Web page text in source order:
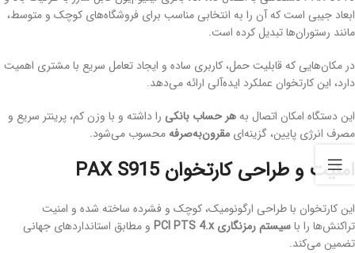
ابعاد جیبی است که آن را به انتخابی مناسب برای فروشگاه‌های کوچک و متوسط،
مانند رستوران‌ها تبدیل کرده است.
در مکان‌هایی که قابلیت حمل، کاربری ساده و ایجاد تعامل سریع با مشتری اهمیت
دارد، این کارتخوان عملکرد ایده‌آلی ارائه می‌دهد.
این دستگاه امکان اتصال بههر حساب بانکی را داشته و با وزن کم، پرینتر سریع و
مصرف انرژی پایین، گزینه‌ای مقرون‌به‌صرفه محسوب می‌شود.
امنیت و طراحی کارتخوان PAX S915
این کارتخوان با طراحی ارگونومیک، کوچک و فشرده ساخته شده و امنیت
تراکنش‌ها را باسیستم رمزنگاری PCI PTS 4.x
و مطابق استانداردهای جهانی
تضمین می‌کند.